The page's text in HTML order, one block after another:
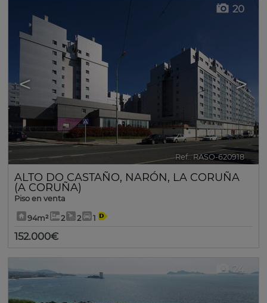
< >
20
Ref.. RASO-620918 🔗
ALTO DO CASTAÑO, NARÓN, LA CORUÑA
(A CORUÑA)
Piso en venta
94m² 2 2 1
152.000€
24